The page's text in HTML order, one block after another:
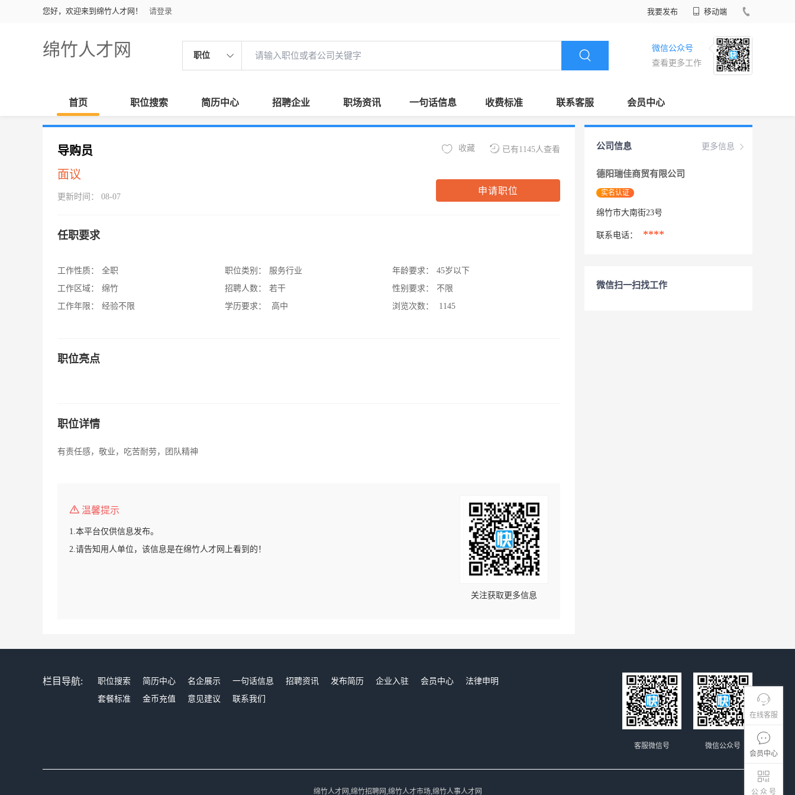
您好，欢迎来到绵竹人才网！ 请登录 我要发布 移动端
绵竹人才网 职位
微信公众号
查看更多工作
首页 职位搜索 简历中心 招聘企业 职场资讯 一句话信息 收费标准 联系客服 会员中心
在线客服
会员中心
公 众 号
导购员
面议
更新时间： 08-07
已有1145人查看
收藏
申请职位
任职要求
工作性质：
全职
工作区域：
绵竹
工作年限：
经验不限
职位类别：
服务行业
招聘人数：
若干
学历要求：
高中
年龄要求：
45岁以下
性别要求：
不限
浏览次数：
1145
职位亮点
职位详情
有责任感，敬业，吃苦耐劳，团队精神
温馨提示
1.本平台仅供信息发布。
2.请告知用人单位，该信息是在绵竹人才网上看到的！
关注获取更多信息
更多信息
公司信息
德阳瑞佳商贸有限公司
实名认证
绵竹市大南街23号
联系电话： ****
微信扫一扫找工作
栏目导航: 职位搜索 简历中心 名企展示 一句话信息 招聘资讯 发布简历 企业入驻 会员中心
法律申明
套餐标准
金币充值 意见建议 联系我们
微信公众号
客服微信号
绵竹人才网,绵竹招聘网,绵竹人才市场,绵竹人事人才网